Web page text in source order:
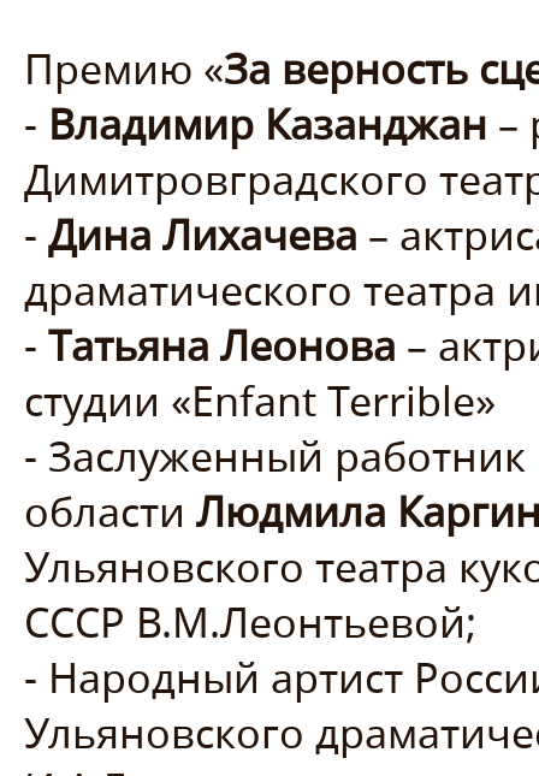
Премию «За верность
- Владимир Казанджан –
Димитровградского
- Дина Лихачева –
драматического театра
- Татьяна Леонова –
студии «Enfant Terrible»
- Заслуженный
области Людмила
Ульяновского театра
СССР В.М.Леонтьевой;
- Народный артист
Ульяновского